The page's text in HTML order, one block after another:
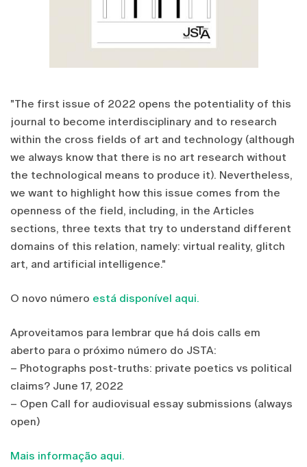
"The first issue of 2022 opens the potentiality of this
journal to become interdisciplinary and to research
within the cross fields of art and technology (although
we always know that there is no art research without
the technological means to produce it). Nevertheless,
we want to highlight how this issue comes from the
openness of the field, including, in the Articles
sections, three texts that try to understand different
domains of this relation, namely: virtual reality, glitch
art, and artificial intelligence."
O novo número está disponível aqui.
Aproveitamos para lembrar que há dois calls em
aberto para o próximo número do JSTA:
– Photographs post-truths: private poetics vs political
claims? June 17, 2022
– Open Call for audiovisual essay submissions (always
open)
Mais informação aqui.